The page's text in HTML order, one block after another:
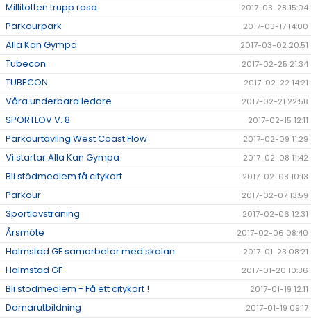
Millitotten trupp rosa 2017-03-28 15:04
Parkourpark 2017-03-17 14:00
Alla Kan Gympa 2017-03-02 20:51
Tubecon 2017-02-25 21:34
TUBECON 2017-02-22 14:21
Våra underbara ledare 2017-02-21 22:58
SPORTLOV V. 8 2017-02-15 12:11
Parkourtävling West Coast Flow 2017-02-09 11:29
Vi startar Alla Kan Gympa 2017-02-08 11:42
Bli stödmedlem få citykort 2017-02-08 10:13
Parkour 2017-02-07 13:59
Sportlovsträning 2017-02-06 12:31
Årsmöte 2017-02-06 08:40
Halmstad GF samarbetar med skolan 2017-01-23 08:21
Halmstad GF 2017-01-20 10:36
Bli stödmedlem - Få ett citykort ! 2017-01-19 12:11
Domarutbildning 2017-01-19 09:17